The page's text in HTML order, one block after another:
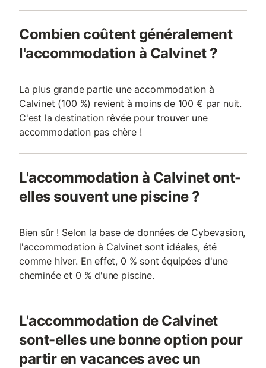
Combien coûtent généralement
l'accommodation à Calvinet ?
La plus grande partie une accommodation à
Calvinet (100 %) revient à moins de 100 € par nuit.
C'est la destination rêvée pour trouver une
accommodation pas chère !
L'accommodation à Calvinet ont-
elles souvent une piscine ?
Bien sûr ! Selon la base de données de Cybevasion,
l'accommodation à Calvinet sont idéales, été
comme hiver. En effet, 0 % sont équipées d'une
cheminée et 0 % d'une piscine.
L'accommodation de Calvinet
sont-elles une bonne option pour
partir en vacances avec un